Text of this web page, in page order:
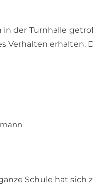
der Turnhalle
Verhalten erhalten.
Schule hat